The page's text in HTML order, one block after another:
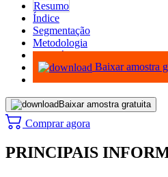
Resumo
Índice
Segmentação
Metodologia
Infográficos
Baixar amostra
Baixar amostra gratuita
Comprar agora
PRINCIPAIS